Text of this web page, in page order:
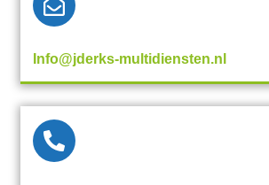
Info@jderks-multidiensten.nl